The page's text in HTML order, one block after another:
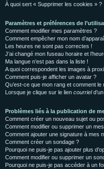
À quoi sert « Supprimer les cookies » ?
Paramètres et préférences de
Comment modifier mes paramètres ?
Comment empêcher mon nom
Les heures ne sont pas correctes !
J’ai changé mon fuseau horaire et
Ma langue n’est pas dans la liste !
A quoi correspondent les images à
Comment puis-je afficher un avatar ?
Qu’est-ce que mon rang et comment le
Lorsque je clique sur le lien courriel
Problèmes liés à la publication de
Comment créer un nouveau sujet ou
Comment modifier ou supprimer un
Comment ajouter une signature à mes
Comment créer un sondage ?
Pourquoi ne puis-je pas ajouter plus
Comment modifier ou supprimer un
Pourquoi ne puis-je pas accéder à un